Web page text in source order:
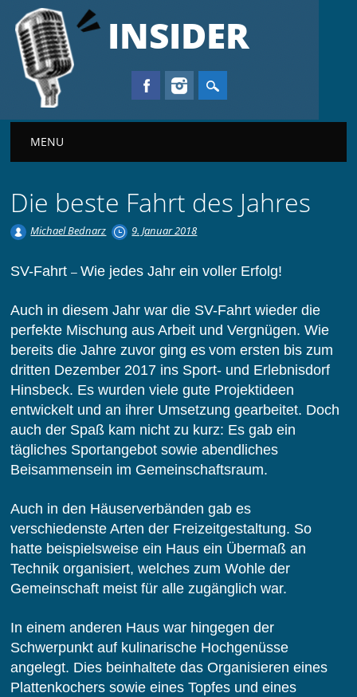
INSIDER
Main menu
MENU
Die beste Fahrt des Jahres
Michael Bednarz 9. Januar 2018
SV-Fahrt–Wie jedes Jahr ein voller Erfolg!
Auch in diesem Jahr war die SV-Fahrt wieder die
perfekte Mischung aus Arbeit und Vergnügen. Wie
bereits die Jahre zuvor ging es vom ersten bis zum
dritten Dezember 2017 ins Sport- und Erlebnisdorf
Hinsbeck. Es wurden viele gute Projektideen
entwickelt und an ihrer Umsetzung gearbeitet. Doch
auch der Spaß kam nicht zu kurz: Es gab ein
tägliches Sportangebot sowie abendliches
Beisammensein im Gemeinschaftsraum.
Auch in den Häuserverbänden gab es
verschiedenste Arten der Freizeitgestaltung. So
hatte beispielsweise ein Haus ein Übermaß an
Technik organisiert, welches zum Wohle der
Gemeinschaft meist für alle zugänglich war.
In einem anderen Haus war hingegen der
Schwerpunkt auf kulinarische Hochgenüsse
angelegt. Dies beinhaltete das Organisieren eines
Plattenkochers sowie eines Topfes und eines